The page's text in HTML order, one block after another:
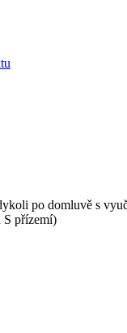
po domluvě s
S přízemí)